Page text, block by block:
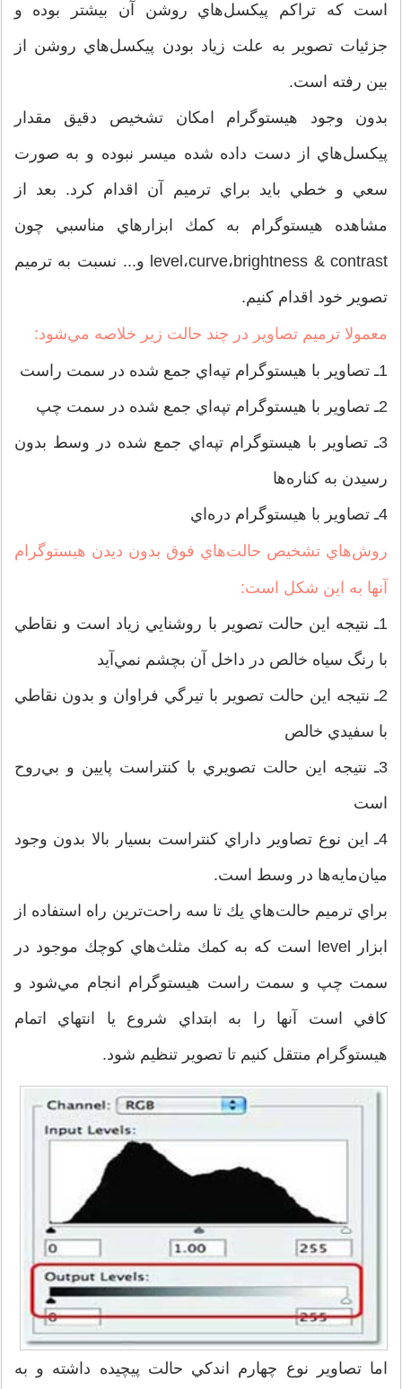
است كه تراكم پيكسل‌هاي روشن آن بيشتر بوده و
جزئيات تصوير به علت زياد بودن پيكسل‌هاي روشن از
بين رفته است.
بدون وجود هيستوگرام امكان تشخيص دقيق مقدار
پيكسل‌هاي از دست داده شده ميسر نبوده و به صورت
سعي و خطي بايد براي ترميم آن اقدام كرد. بعد از
مشاهده هيستوگرام به كمك ابزارهاي مناسبي چون
level،curve،brightness & contrast و... نسبت به ترميم
تصوير خود اقدام كنيم.
معمولا ترميم تصاوير در چند حالت زير خلاصه مي‌شود:
1ـ‌ تصاوير با هيستوگرام تپه‌اي جمع شده در سمت راست
2ـ‌ تصاوير با هيستوگرام تپه‌اي جمع شده در سمت چپ
3ـ‌ تصاوير با هيستوگرام تپه‌اي جمع شده در وسط بدون
رسيدن به كناره‌ها
4ـ‌ تصاوير با هيستوگرام دره‌اي
روش‌هاي تشخيص حالت‌هاي فوق بدون ديدن هيستوگرام
آنها به اين شكل است:
1ـ‌ نتيجه اين حالت تصوير با روشنايي زياد است و نقاطي
با رنگ سياه خالص در داخل آن بچشم نمي‌آيد
2ـ‌ نتيجه اين حالت تصوير با تيرگي فراوان و بدون نقاطي
با سفيدي خالص
3ـ‌ نتيجه اين حالت تصويري با كنتراست پايين و بي‌روح
است
4ـ‌ اين نوع تصاوير داراي كنتراست بسيار بالا بدون وجود
ميان‌مايه‌ها در وسط است.
براي ترميم حالت‌هاي يك تا سه راحت‌ترين راه استفاده از
ابزار level است كه به كمك مثلث‌هاي كوچك موجود در
سمت چپ و سمت راست هيستوگرام انجام مي‌شود و
كافي است آنها را به ابتداي شروع يا انتهاي اتمام
هيستوگرام منتقل كنيم تا تصوير تنظيم شود.
اما تصاوير نوع چهارم اندكي حالت پيچيده‌ داشته و به